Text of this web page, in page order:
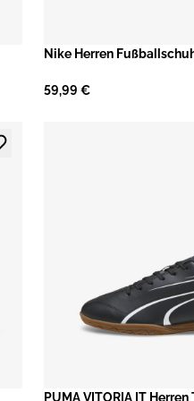
Nike Herren
59,99 €
​PUMA VITORIA IT